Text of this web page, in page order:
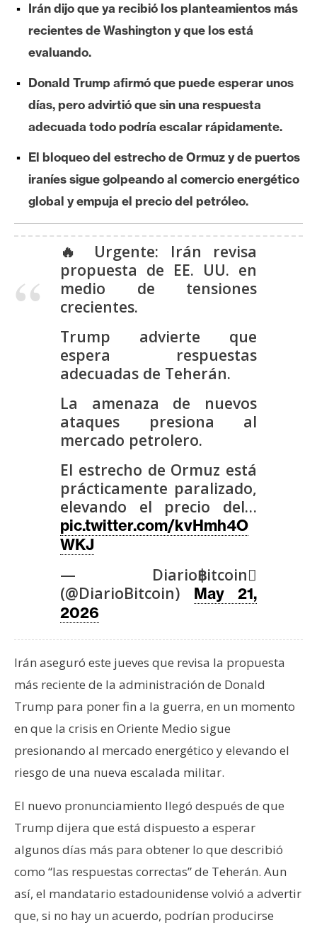
u
m
I
n
á
l
s
m
a
R
e
c
u
r
o
s
C
o
n
Irán dijo que ya recibió los planteamientos más
recientes de Washington y que los está
evaluando.
Donald Trump afirmó que puede esperar unos
días, pero advirtió que sin una respuesta
adecuada todo podría escalar rápidamente.
El bloqueo del estrecho de Ormuz y de puertos
iraníes sigue golpeando al comercio energético
global y empuja el precio del petróleo.
🔥 Urgente: Irán revisa
propuesta de EE. UU. en
medio de tensiones
crecientes.
Trump advierte que
espera respuestas
adecuadas de Teherán.
La amenaza de nuevos
ataques presiona al
mercado petrolero.
El estrecho de Ormuz está
prácticamente paralizado,
elevando el precio del…
pic.twitter.com/kvHmh4O
WKJ
— Diario฿itcoin
(@DiarioBitcoin) May 21,
2026
Irán aseguró este jueves que revisa la propuesta
más reciente de la administración de Donald
Trump para poner fin a la guerra, en un momento
en que la crisis en Oriente Medio sigue
presionando al mercado energético y elevando el
riesgo de una nueva escalada militar.
El nuevo pronunciamiento llegó después de que
Trump dijera que está dispuesto a esperar
algunos días más para obtener lo que describió
como “las respuestas correctas” de Teherán. Aun
así, el mandatario estadounidense volvió a advertir
que, si no hay un acuerdo, podrían producirse